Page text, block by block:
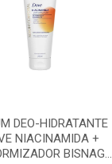
DEO-HIDRATANTE
NIACINAMIDA +
BISNAG...